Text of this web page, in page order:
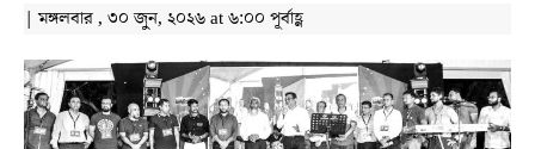
| মঙ্গলবার , ৩০ জুন, ২০২৬ at ৬:০০ পূর্বাহ্ণ